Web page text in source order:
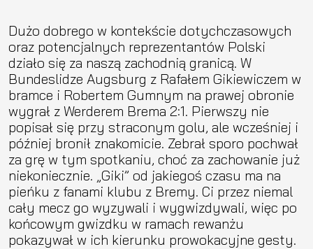
Dużo dobrego w kontekście dotychczasowych
oraz potencjalnych reprezentantów Polski
działo się za naszą zachodnią granicą. W
Bundeslidze Augsburg z Rafałem Gikiewiczem w
bramce i Robertem Gumnym na prawej obronie
wygrał z Werderem Brema 2:1. Pierwszy nie
popisał się przy straconym golu, ale wcześniej i
później bronił znakomicie. Zebrał sporo pochwał
za grę w tym spotkaniu, choć za zachowanie już
niekoniecznie. „Giki” od jakiegoś czasu ma na
pieńku z fanami klubu z Bremy. Ci przez niemal
cały mecz go wyzywali i wygwizdywali, więc po
końcowym gwizdku w ramach rewanżu
pokazywał w ich kierunku prowokacyjne gesty.